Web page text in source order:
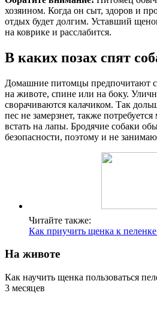
хозяином. Когда он сыт, здоров и
отдых будет долгим. Уставший
на коврике и расслабится.
В каких позах спят
Домашние питомцы предпочитают
на животе, спине или на боку.
сворачиваются калачиком. Так
пес не замерзнет, также
встать на лапы. Бродячие собаки
безопасности, поэтому и не
Читайте также:
Как приучить щенка к
На животе
Как научить щенка пользоваться
3 месяцев